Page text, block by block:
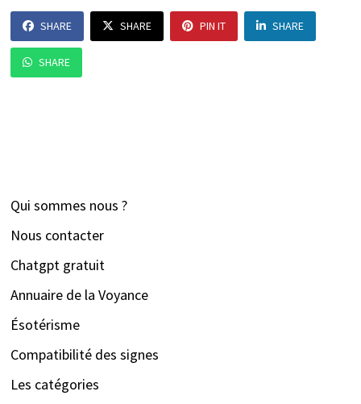
SHARE SHARE PIN IT SHARE
SHARE
Qui sommes nous ?
Nous contacter
Chatgpt gratuit
Annuaire de la Voyance
Ésotérisme
Compatibilité des signes
Les catégories